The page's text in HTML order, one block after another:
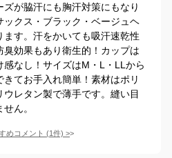
が脇汗にも胸汗対策にもなり
ックス・ブラック・ベージュヘ
す。汗をかいても吸汗速乾性
効果もあり衛生的！カップは
感なし！サイズはM・L・LLから
てお手入れ簡単！素材はポリ
レタン製で薄手です。縫い目
ん。
めコメント (1件) >